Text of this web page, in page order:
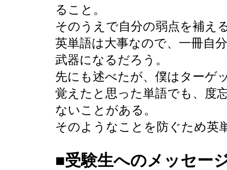
ること。
そのうえで自分の弱点を補え
英単語は大事なので、一冊自
武器になるだろう。
先にも述べたが、僕はターゲ
覚えたと思った単語でも、度
ないことがある。
そのようなことを防ぐため英
■受験生へのメッセー